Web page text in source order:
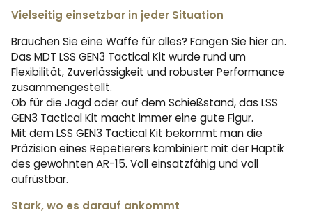
Vielseitig einsetzbar in jeder Situation
Brauchen Sie eine Waffe für alles? Fangen Sie hier an.
Das MDT LSS GEN3 Tactical Kit wurde rund um
Flexibilität, Zuverlässigkeit und robuster Performance
zusammengestellt.
Ob für die Jagd oder auf dem Schießstand, das LSS
GEN3 Tactical Kit macht immer eine gute Figur.
Mit dem LSS GEN3 Tactical Kit bekommt man die
Präzision eines Repetierers kombiniert mit der Haptik
des gewohnten AR-15. Voll einsatzfähig und voll
aufrüstbar.
Stark, wo es darauf ankommt